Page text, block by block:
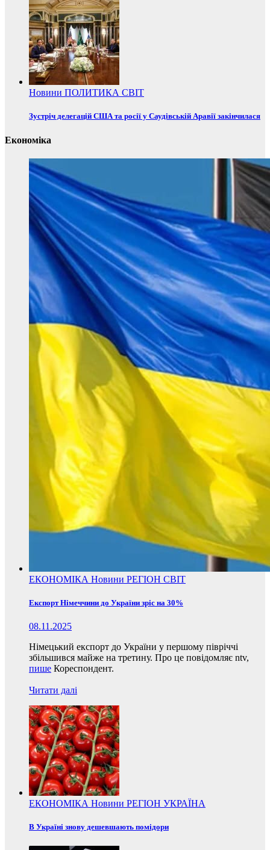
Новини ПОЛИТИКА СВІТ
Зустріч делегацій США та росії у Саудівській Аравії закінчилася
Економіка
ЕКОНОМІКА Новини РЕГІОН СВІТ
Експорт Німеччини до України зріс на 30%
08.11.2025
Німецький експорт до України у першому півріччі
збільшився майже на третину. Про це повідомляє ntv,
пише Кореспондент.
Читати далі
ЕКОНОМІКА Новини РЕГІОН УКРАЇНА
В Україні знову дешевшають помідори